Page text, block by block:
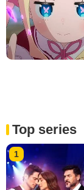
Top series
1